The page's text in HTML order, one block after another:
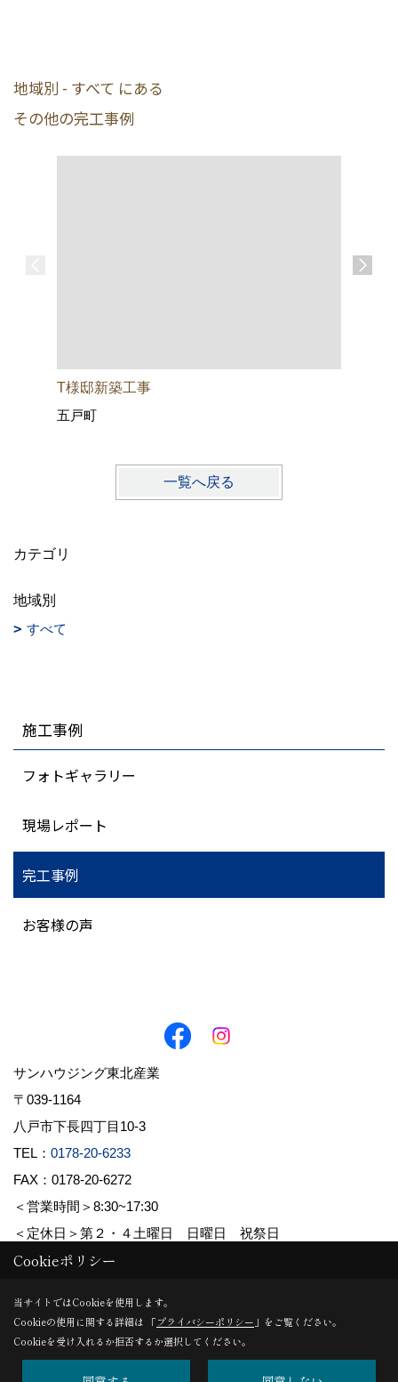
地域別 - すべて にある
その他の完工事例
T様邸新築工事
五戸町
一覧へ戻る
カテゴリ
地域別
すべて
施工事例
フォトギャラリー
現場レポート
完工事例
お客様の声
サンハウジング東北産業
〒039-1164
八戸市下長四丁目10-3
TEL： 0178-20-6233
FAX：0178-20-6272
＜営業時間＞8:30~17:30
＜定休日＞第２・４土曜日 日曜日 祝祭日
Copyright (c) 株式会社東北産業. All Rights Reserved.
Produced byゴデスクリエイト
Cookieポリシー
当サイトではCookieを使用します。
Cookieの使用に関する詳細は 「プライバシーポリシー 」をご覧ください。
Cookieを受け入れるか拒否するか選択してください。